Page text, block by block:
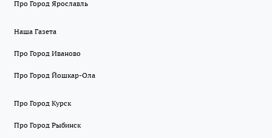
Про Город Ярославль
Наша Газета
Про Город Иваново
Про Город Йошкар-Ола
Про Город Курск
Про Город Рыбинск